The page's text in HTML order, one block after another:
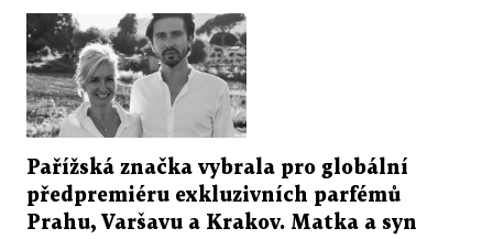
Pařížská značka vybrala pro globální
předpremiéru exkluzivních parfémů
Prahu, Varšavu a Krakov. Matka a syn